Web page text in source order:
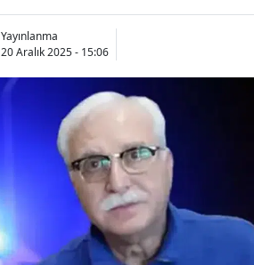
Yayınlanma
20 Aralık 2025 - 15:06